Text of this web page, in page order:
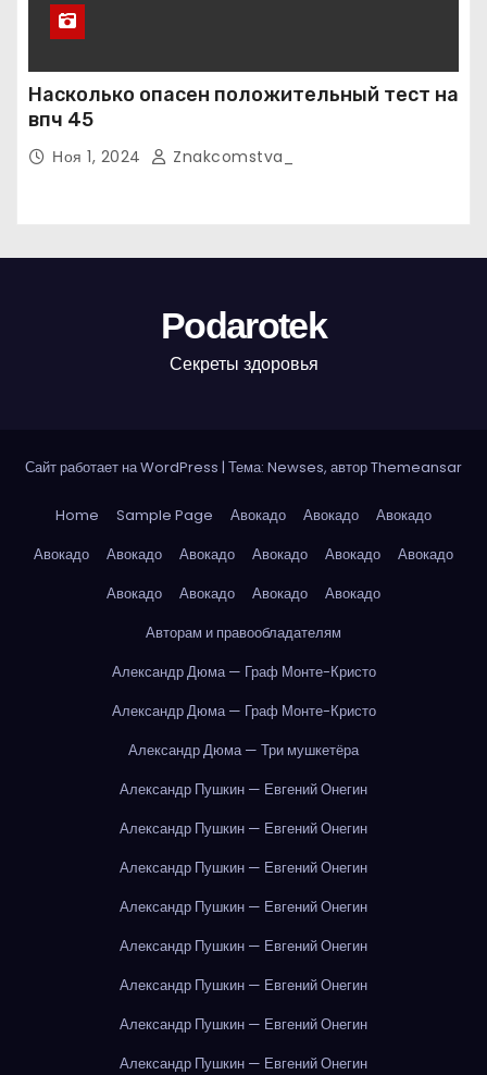
Насколько опасен положительный тест на
впч 45
Ноя 1, 2024 Znakcomstva_
Podarotek
Секреты здоровья
Сайт работает на WordPress | Тема: Newses, авторThemeansar
Home Sample Page Авокадо Авокадо
Авокадо
Авокадо
Авокадо Авокадо Авокадо Авокадо
Авокадо
Авокадо
Авокадо Авокадо
Авокадо
Авторам и правообладателям
Александр Дюма — Граф Монте-Кристо
Александр Дюма — Граф Монте-Кристо
Александр Дюма — Три мушкетёра
Александр Пушкин — Евгений Онегин
Александр Пушкин — Евгений Онегин
Александр Пушкин — Евгений Онегин
Александр Пушкин — Евгений Онегин
Александр Пушкин — Евгений Онегин
Александр Пушкин — Евгений Онегин
Александр Пушкин — Евгений Онегин
Александр Пушкин — Евгений Онегин